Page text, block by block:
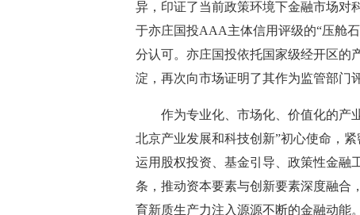
异，印证了当前政策环境下金融市场对
于亦庄国投AAA主体信用评级的“压舱
分认可。亦庄国投依托国家级经开区的
淀，再次向市场证明了其作为监管部门
作为专业化、市场化、价值化的产
北京产业发展和科技创新”初心使命，
运用股权投资、基金引导、政策性金融
条，推动资本要素与创新要素深度融合
育新质生产力注入源源不断的金融动能。